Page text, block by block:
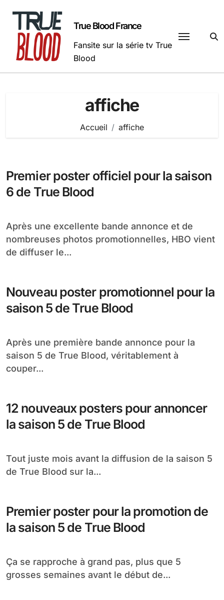
contenu
True Blood France
Fansite sur la série tv True
Blood
affiche
Accueil affiche
Premier poster officiel pour la saison
6 de True Blood
nombreuses photos promotionnelles, HBO vient
de diffuser le...
Nouveau poster promotionnel pour la
saison 5 de True Blood
Après une première bande annonce pour la
saison 5 de True Blood, véritablement à
couper...
12 nouveaux posters pour annoncer